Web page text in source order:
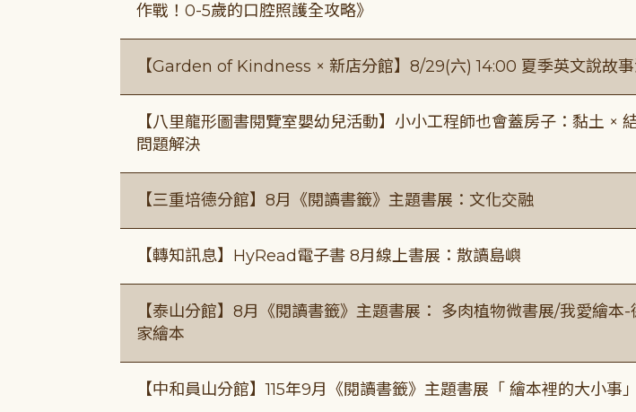
作戰！0-5歲的口腔照護全攻略》
【Garden of Kindness × 新店分館】8/29(六) 14:00 夏季英文說故
【八里龍形圖書閱覽室嬰幼兒活動】小小工程師也會蓋房子：黏土 ×
問題解決
【三重培德分館】8月《閱讀書籤》主題書展：文化交融
【轉知訊息】HyRead電子書 8月線上書展：散讀島嶼
【泰山分館】8月《閱讀書籤》主題書展： 多肉植物微書展/我愛繪本-
家繪本
【中和員山分館】115年9月《閱讀書籤》主題書展「 繪本裡的大小事」